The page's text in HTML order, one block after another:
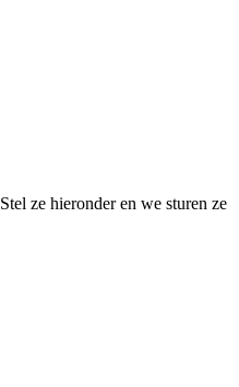
ze hieronder en we sturen ze